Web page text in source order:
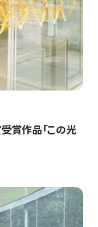
賞作品「この光